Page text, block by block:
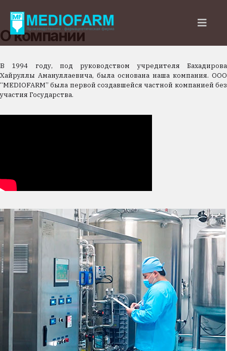
О компании
В 1994 году, под руководством учредителя Бахадирова
Хайруллы Амануллаевича, была основана наша компания. ООО
“MEDIOFARM” была первой создавшейся частной компанией без
участия Государства.